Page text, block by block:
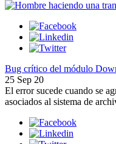
Bug crítico del módulo
25 Sep 20
El error sucede cuando se
asociados al sistema de